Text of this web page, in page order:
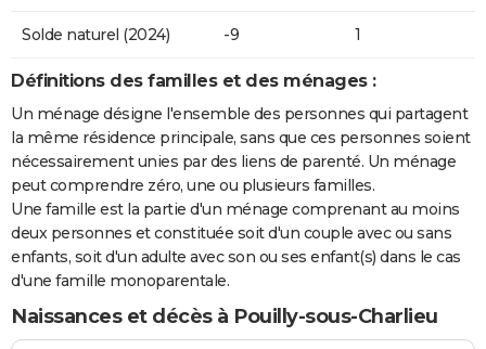
Solde naturel (2024) -9 1
Définitions des familles et des ménages :
Un ménage désigne l'ensemble des personnes qui partagent
la même résidence principale, sans que ces personnes soient
nécessairement unies par des liens de parenté. Un ménage
peut comprendre zéro, une ou plusieurs familles.
Une famille est la partie d'un ménage comprenant au moins
deux personnes et constituée soit d'un couple avec ou sans
enfants, soit d'un adulte avec son ou ses enfant(s) dans le cas
d'une famille monoparentale.
Naissances et décès à Pouilly-sous-Charlieu